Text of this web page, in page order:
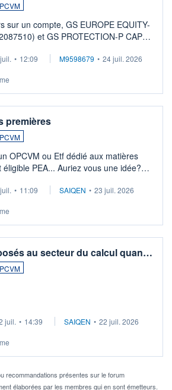
sur un compte, GS EUROPE EQUITY-
et GS PROTECTION-P CAP
on me signale ...
• 12:09 M9598679 • 24 juil. 2026
premières
OPCVM ou Etf dédié aux matières
PEA... Auriez vous une idée?
• 11:09 SAIQEN • 23 juil. 2026
au secteur du calcul quan…
des actions individuelles.
qu'il soit éligible au PEA.
juil. • 14:39 SAIQEN • 22 juil. 2026
recommandations présentes sur le forum
élaborées par les membres qui en sont émetteurs.